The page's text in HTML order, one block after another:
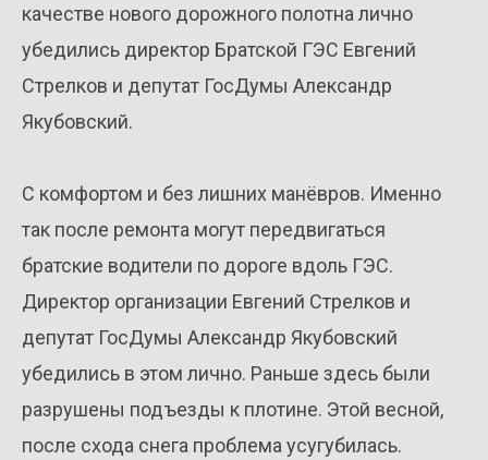
качестве нового дорожного полотна лично
убедились директор Братской ГЭС Евгений
Стрелков и депутат ГосДумы Александр
Якубовский.
С комфортом и без лишних манёвров. Именно
так после ремонта могут передвигаться
братские водители по дороге вдоль ГЭС.
Директор организации Евгений Стрелков и
депутат ГосДумы Александр Якубовский
убедились в этом лично. Раньше здесь были
разрушены подъезды к плотине. Этой весной,
после схода снега проблема усугубилась.